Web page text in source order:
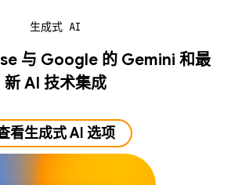
生成式 AI
与 Google 的 Gemini 和最
新 AI 技术集成
看生成式 AI 选项